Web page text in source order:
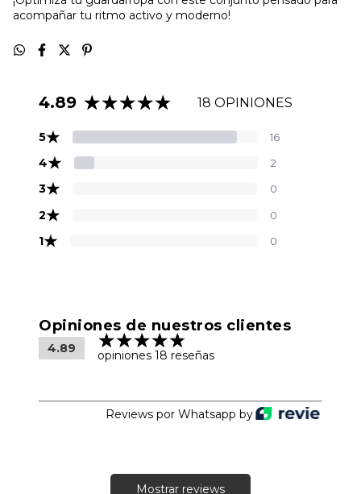
acompañar tu ritmo activo y moderno!
4.89 18 OPINIONES
5★ 16
4★ 2
3★ 0
2★ 0
1★ 0
Opiniones de nuestros clientes
4.89 opiniones 18 reseñas
Reviews por Whatsapp by
Mostrar reviews